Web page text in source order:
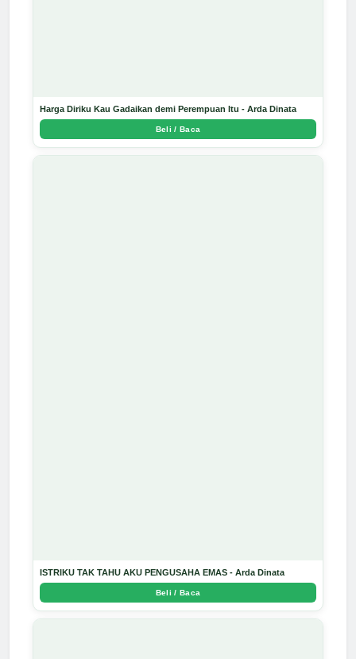
Harga Diriku Kau Gadaikan demi Perempuan Itu - Arda Dinata
Beli / Baca
ISTRIKU TAK TAHU AKU PENGUSAHA EMAS - Arda Dinata
Beli / Baca